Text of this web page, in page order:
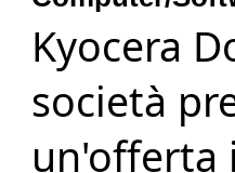
Kyocera
società
un'offerta